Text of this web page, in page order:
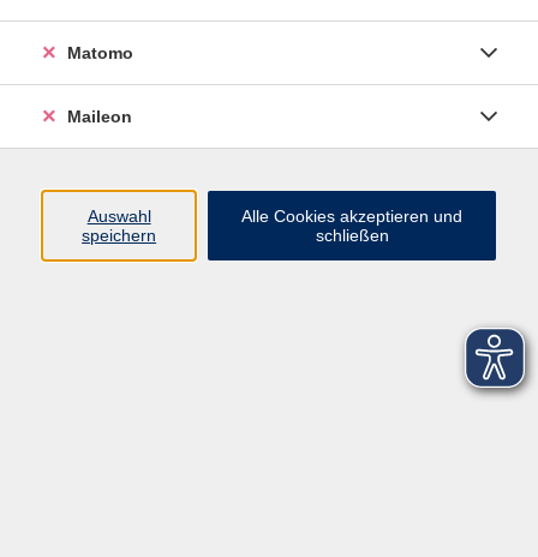
Matomo
Maileon
Auswahl
speichern
Alle Cookies akzeptieren und
schließen